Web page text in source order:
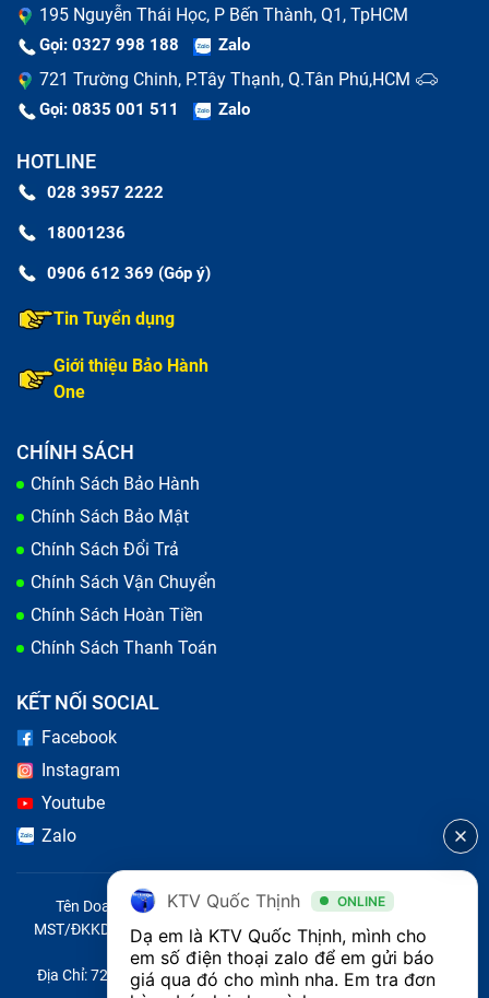
Phím bị mòn hoặc mất
các ký tự có thể bị mờ, hoặc phím bị lung lay, mất
phím hoặc phím bị lún xuống,...
Nguyên nhân bàn phím laptop Asus
ROG Zephyrus G15 bị lỗi
Bạn làm rơi rớt máy tính, hoặc bị đổ nước lên bàn phím
mà bạn không chú ý, có thể ngay sau đó bàn phím vẫn
còn gõ tốt nên bạn bỏ qua, sau một thời gian máy tính
Asus ROG Zephyrus G15 sẽ bị chạm mạch, không
195 Nguyễn Thái Học, P Bến Thành, Q1, TpHCM
Gọi: 0327 998 188 Zalo
721 Trường Chinh, P.Tây Thạnh, Q.Tân Phú,HCM
Gọi: 0835 001 511 Zalo
HOTLINE
028 3957 2222
18001236
0906 612 369 (Góp ý)
Tin Tuyển dụng
Giới thiệu Bảo Hành
One
CHÍNH SÁCH
Chính Sách Bảo Hành
Chính Sách Bảo Mật
Chính Sách Đổi Trả
Chính Sách Vận Chuyển
Chính Sách Hoàn Tiền
Chính Sách Thanh Toán
KẾT NỐI SOCIAL
Facebook
Instagram
Youtube
Zalo
Tên Doanh Nghiệp: CÔNG TY TNHH CITY ONE VIỆT NAM
MST/ĐKKD/QĐTL: 0316569346 do sở KHĐT TP.HCM cấp ngày
14/04/2023
Địa Chỉ: 721 Trường Chinh, Phường Tây Thạnh, Quận Tân Phú,
KTV Quốc Thịnh ONLINE
Dạ em là KTV Quốc Thịnh, mình cho
em số điện thoại zalo để em gửi báo
giá qua đó cho mình nha. Em tra đơn